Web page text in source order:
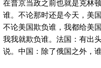
在普京当政之前也就是克林
谁。不论那时还是今天，美
不论美国欺负谁，我都给美
我我就欺负谁。法国：有出
说。中国：除了俄国之外，